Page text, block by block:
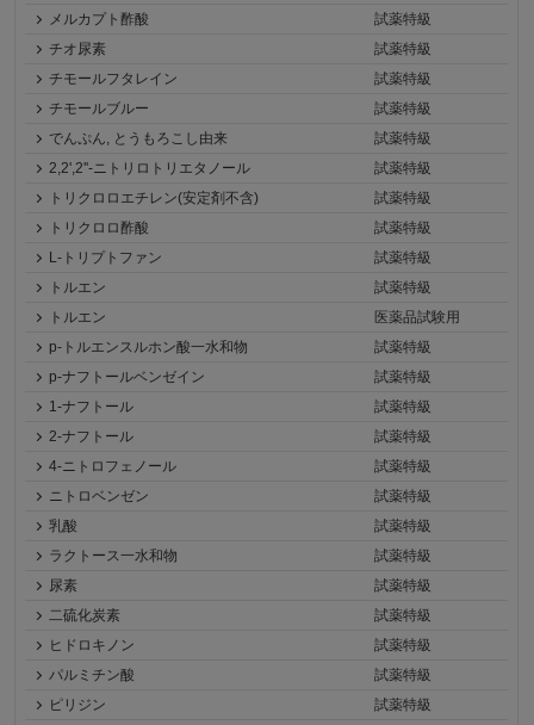
メルカプト酢酸
試薬特級
チオ尿素
試薬特級
チモールフタレイン
試薬特級
チモールブルー
試薬特級
でんぷん, とうもろこし由来
試薬特級
2,2',2''-ニトリロトリエタノール
試薬特級
トリクロロエチレン(安定剤不含)
試薬特級
トリクロロ酢酸
試薬特級
L-トリプトファン
試薬特級
トルエン
試薬特級
トルエン
医薬品試験用
p-トルエンスルホン酸一水和物
試薬特級
p-ナフトールベンゼイン
試薬特級
1-ナフトール
試薬特級
2-ナフトール
試薬特級
4-ニトロフェノール
試薬特級
ニトロベンゼン
試薬特級
乳酸
試薬特級
ラクトース一水和物
試薬特級
尿素
試薬特級
二硫化炭素
試薬特級
ヒドロキノン
試薬特級
パルミチン酸
試薬特級
ピリジン
試薬特級